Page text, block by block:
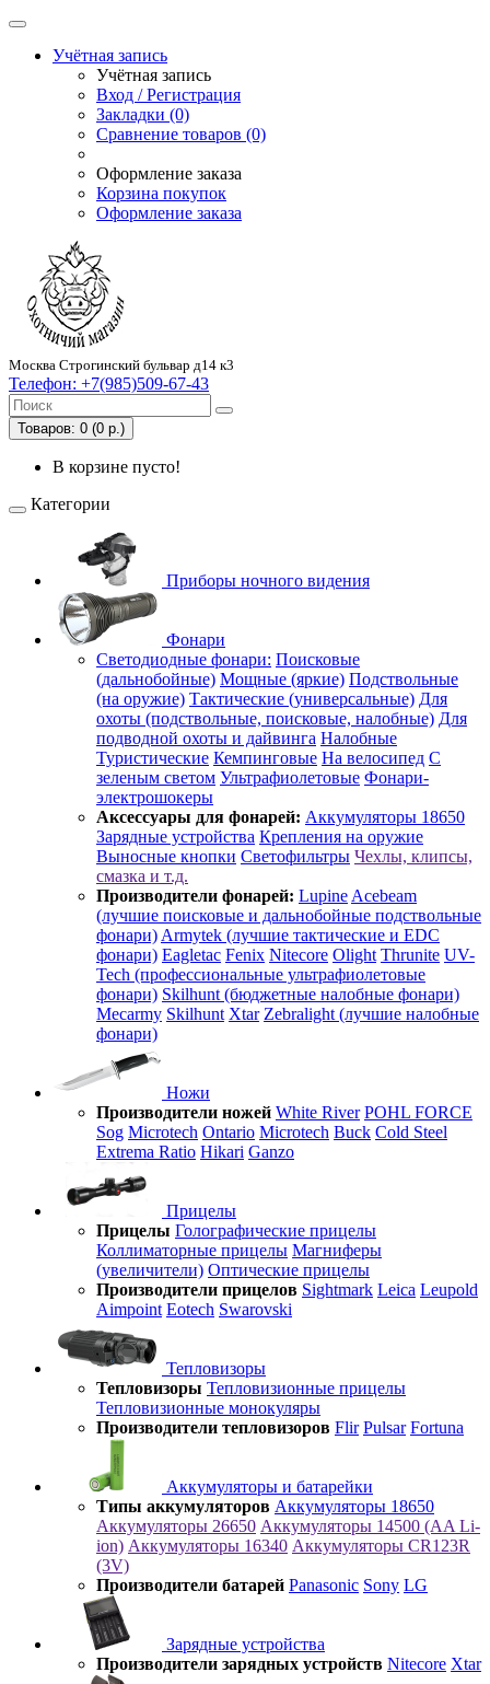
Учётная запись
Учётная запись
Вход / Регистрация
Закладки (0)
Сравнение товаров (0)
Оформление заказа
Корзина покупок
Оформление заказа
Москва Строгинский бульвар д14 к3
Телефон: +7(985)509-67-43
Товаров: 0 (0 р.)
В корзине пусто!
Категории
Приборы ночного видения
Фонари
Светодиодные фонари: Поисковые
(дальнобойные) Мощные (яркие) Подствольные
(на оружие) Тактические (универсальные) Для
охоты (подствольные, поисковые, налобные) Для
подводной охоты и дайвинга Налобные
Туристические Кемпинговые На велосипед С
зеленым светом Ультрафиолетовые Фонари-
электрошокеры
Аксессуары для фонарей: Аккумуляторы 18650
Зарядные устройства Крепления на оружие
Выносные кнопки Светофильтры Чехлы, клипсы,
смазка и т.д.
Производители фонарей: Lupine Acebeam
(лучшие поисковые и дальнобойные подствольные
фонари) Armytek (лучшие тактические и EDC
фонари) Eagletac Fenix Nitecore Olight Thrunite UV-
Tech (профессиональные ультрафиолетовые
фонари) Skilhunt (бюджетные налобные фонари)
Mecarmy Skilhunt Xtar Zebralight (лучшие налобные
фонари)
Ножи
Производители ножей White River POHL FORCE
Sog Microtech Ontario Microtech Buck Cold Steel
Extrema Ratio Hikari Ganzo
Прицелы
Прицелы Голографические прицелы
Коллиматорные прицелы Магниферы
(увеличители) Оптические прицелы
Производители прицелов Sightmark Leica Leupold
Aimpoint Eotech Swarovski
Тепловизоры
Тепловизоры Тепловизионные прицелы
Тепловизионные монокуляры
Производители тепловизоров Flir Pulsar Fortuna
Аккумуляторы и батарейки
Типы аккумуляторов Аккумуляторы 18650
Аккумуляторы 26650 Аккумуляторы 14500 (AA Li-
ion) Аккумуляторы 16340 Аккумуляторы CR123R
(3V)
Производители батарей Panasonic Sony LG
Зарядные устройства
Производители зарядных устройств Nitecore Xtar